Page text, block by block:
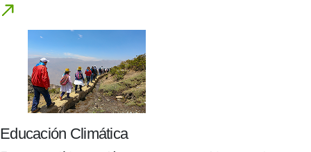
Educación Climática